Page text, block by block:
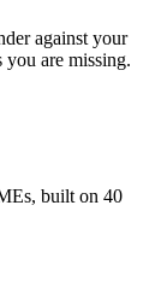
against your
you are missing.
built on 40